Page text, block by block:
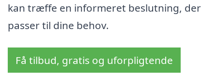
kan træffe en informeret beslutning, der
passer til dine behov.
Få tilbud, gratis og uforpligtende